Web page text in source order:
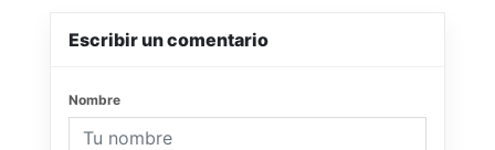
Escribir un comentario
Nombre